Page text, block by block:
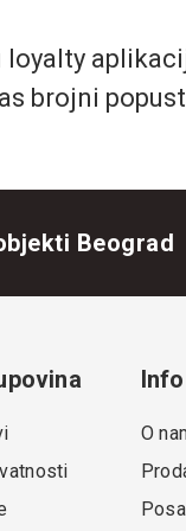
loyalty
brojni
Beograd
Info
O